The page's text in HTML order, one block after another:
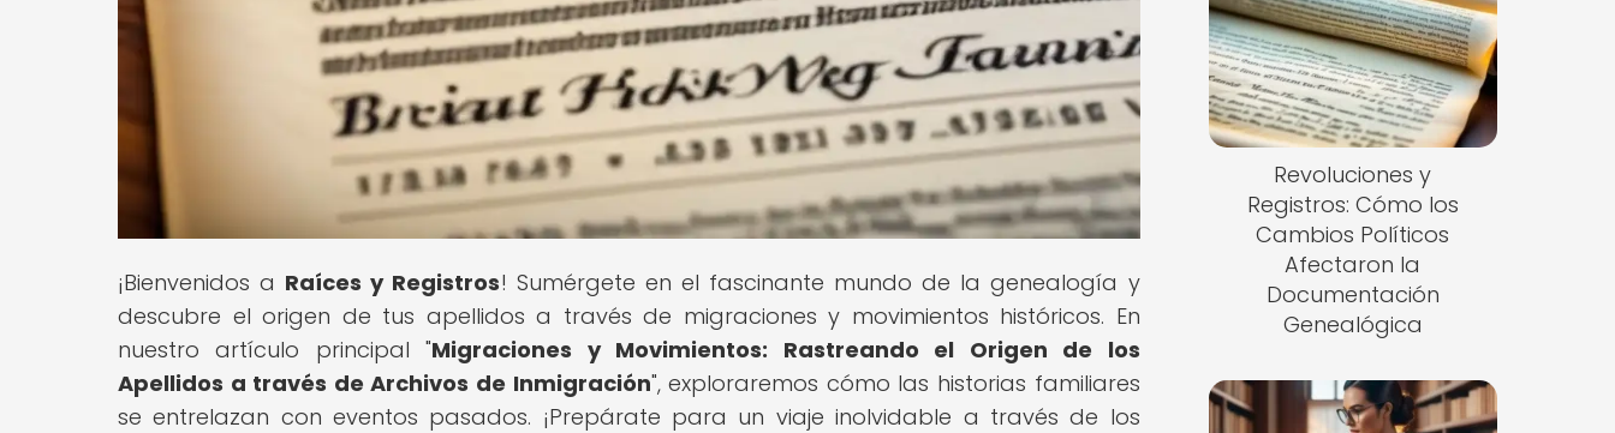
¡Bienvenidos a Raíces y Registros! Sumérgete en el fascinante mundo de la genealogía y
descubre el origen de tus apellidos a través de migraciones y movimientos históricos. En
nuestro artículo principal "Migraciones y Movimientos: Rastreando el Origen de los
Apellidos a través de Archivos de Inmigración", exploraremos cómo las historias familiares
se entrelazan con eventos pasados. ¡Prepárate para un viaje inolvidable a través de los
Revoluciones y
Registros: Cómo los
Cambios Políticos
Afectaron la
Documentación
Genealógica